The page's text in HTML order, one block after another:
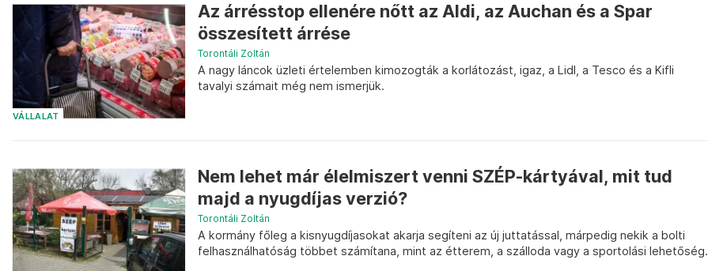
VÁLLALAT
Az árrésstop ellenére nőtt az Aldi, az Auchan és a Spar
összesített árrése
Torontáli Zoltán
A nagy láncok üzleti értelemben kimozogták a korlátozást, igaz, a Lidl, a Tesco és a Kifli
tavalyi számait még nem ismerjük.
Nem lehet már élelmiszert venni SZÉP-kártyával, mit tud
majd a nyugdíjas verzió?
Torontáli Zoltán
A kormány főleg a kisnyugdíjasokat akarja segíteni az új juttatással, márpedig nekik a bolti
felhasználhatóság többet számítana, mint az étterem, a szálloda vagy a sportolási lehetőség.